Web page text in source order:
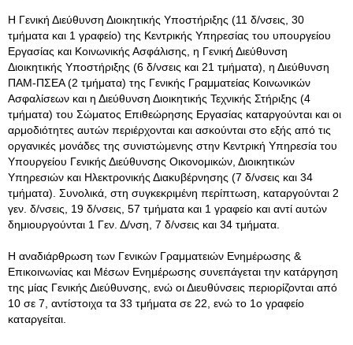
Η Γενική Διεύθυνση Διοικητικής Υποστήριξης (11 δ/νσεις, 30
τμήματα και 1 γραφείο) της Κεντρικής Υπηρεσίας του υπουργείου
Εργασίας και Κοινωνικής Ασφάλισης, η Γενική Διεύθυνση
Διοικητικής Υποστήριξης (6 δ/νσεις και 21 τμήματα), η Διεύθυνση
ΠΑΜ-ΠΣΕΑ (2 τμήματα) της Γενικής Γραμματείας Κοινωνικών
Ασφαλίσεων και η Διεύθυνση Διοικητικής Τεχνικής Στήριξης (4
τμήματα) του Σώματος Επιθεώρησης Εργασίας καταργούνται και οι
αρμοδιότητες αυτών περιέρχονται και ασκούνται στο εξής από τις
οργανικές μονάδες της συνιστώμενης στην Κεντρική Υπηρεσία του
Υπουργείου Γενικής Διεύθυνσης Οικονομικών, Διοικητικών
Υπηρεσιών και Ηλεκτρονικής Διακυβέρνησης (7 δ/νσεις και 34
τμήματα). Συνολικά, στη συγκεκριμένη περίπτωση, καταργούνται 2
γεν. δ/νσεις, 19 δ/νσεις, 57 τμήματα και 1 γραφείο και αντί αυτών
δημιουργούνται 1 Γεν. Δ/νση, 7 δ/νσεις και 34 τμήματα.
Η αναδιάρθρωση των Γενικών Γραμματειών Ενημέρωσης &
Επικοινωνίας και Μέσων Ενημέρωσης συνεπάγεται την κατάργηση
της μίας Γενικής Διεύθυνσης, ενώ οι Διευθύνσεις περιορίζονται από
10 σε 7, αντίστοιχα τα 33 τμήματα σε 22, ενώ το 1ο γραφείο
καταργείται.